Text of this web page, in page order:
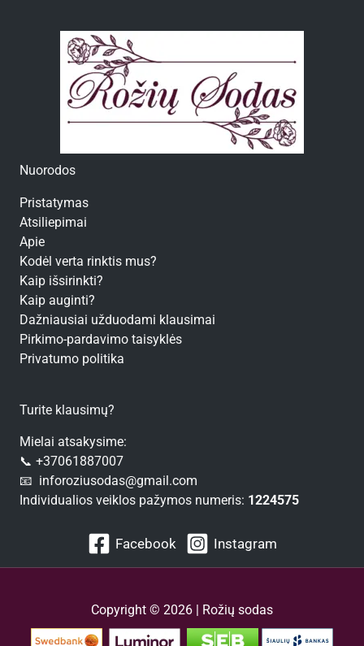
Nuorodos
Pristatymas
Atsiliepimai
Apie
Kodėl verta rinktis mus?
Kaip išsirinkti?
Kaip auginti?
Dažniausiai užduodami klausimai
Pirkimo-pardavimo taisyklės
Privatumo politika
Turite klausimų?
Mielai atsakysime:
📞 +37061887007
📧 inforoziusodas@gmail.com
Individualios veiklos pažymos numeris: 1224575
Facebook Instagram
Copyright © 2026 | Rožių sodas